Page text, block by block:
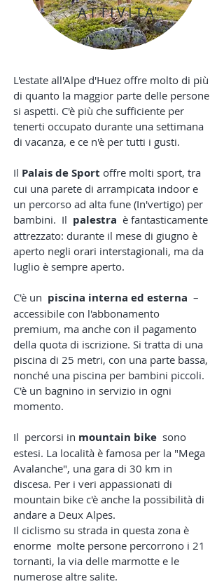
ATTIVITA'
L'estate all'Alpe d'Huez offre molto di più
di quanto la maggior parte delle persone
si aspetti. C'è più che sufficiente per
tenerti occupato durante una settimana
di vacanza, e ce n'è per tutti i gusti.
Il Palais de Sport offre molti sport, tra
cui una parete di arrampicata indoor e
un percorso ad alta fune (In'vertigo) per
bambini. Il palestra è fantasticamente
attrezzato: durante il mese di giugno è
aperto negli orari interstagionali, ma da
luglio è sempre aperto.
C'è un piscina interna ed esterna –
accessibile con l'abbonamento
premium, ma anche con il pagamento
della quota di iscrizione. Si tratta di una
piscina di 25 metri, con una parte bassa,
nonché una piscina per bambini piccoli.
C'è un bagnino in servizio in ogni
momento.
Il percorsi in mountain bike sono
estesi. La località è famosa per la "Mega
Avalanche", una gara di 30 km in
discesa. Per i veri appassionati di
mountain bike c'è anche la possibilità di
andare a Deux Alpes.
Il ciclismo su strada in questa zona è
enorme molte persone percorrono i 21
tornanti, la via delle marmotte e le
numerose altre salite.